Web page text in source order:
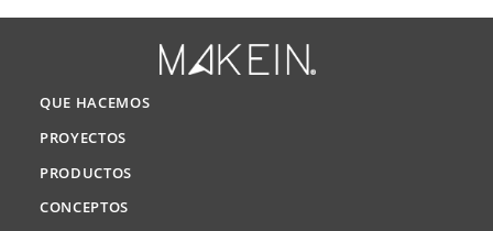
QUE HACEMOS
PROYECTOS
PRODUCTOS
CONCEPTOS